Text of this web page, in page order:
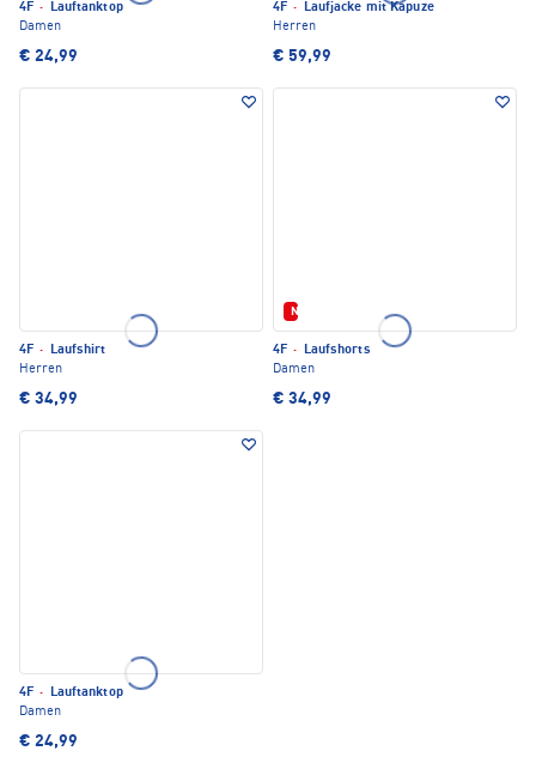
4F ·
Lauftanktop
Damen
€ 24,99
4F ·
Laufjacke mit Kapuze
Herren
€ 59,99
4F ·
Laufshirt
Herren
€ 34,99
Neu
4F ·
Laufshorts
Damen
€ 34,99
4F ·
Lauftanktop
Damen
€ 24,99